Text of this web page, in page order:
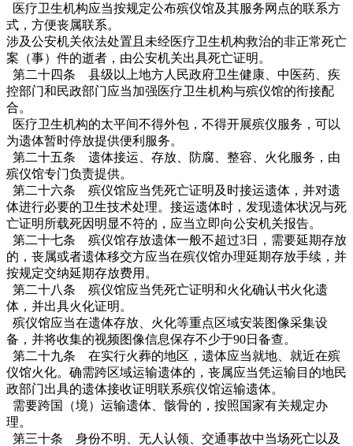
医疗卫生机构应当按规定公布殡仪馆及其服务网点的联系方
式，方便丧属联系。
涉及公安机关依法处置且未经医疗卫生机构救治的非正常死亡
案（事）件的逝者，由公安机关出具死亡证明。
第二十四条 县级以上地方人民政府卫生健康、中医药、疾
控部门和民政部门应当加强医疗卫生机构与殡仪馆的衔接配
合。
医疗卫生机构的太平间不得外包，不得开展殡仪服务，可以
为遗体暂时停放提供便利服务。
第二十五条 遗体接运、存放、防腐、整容、火化服务，由
殡仪馆专门负责提供。
第二十六条 殡仪馆应当凭死亡证明及时接运遗体，并对遗
体进行必要的卫生技术处理。接运遗体时，发现遗体状况与死
亡证明所载死因明显不符的，应当立即向公安机关报告。
第二十七条 殡仪馆存放遗体一般不超过3日，需要延期存放
的，丧属或者遗体移交方应当在殡仪馆办理延期存放手续，并
按规定交纳延期存放费用。
第二十八条 殡仪馆应当凭死亡证明和火化确认书火化遗
体，并出具火化证明。
殡仪馆应当在遗体存放、火化等重点区域安装图像采集设
备，并将收集的视频图像信息保存不少于90日备查。
第二十九条 在实行火葬的地区，遗体应当就地、就近在殡
仪馆火化。确需跨区域运输遗体的，丧属应当凭运输目的地民
政部门出具的遗体接收证明联系殡仪馆运输遗体。
需要跨国（境）运输遗体、骸骨的，按照国家有关规定办
理。
第三十条 身份不明、无人认领、交通事故中当场死亡以及